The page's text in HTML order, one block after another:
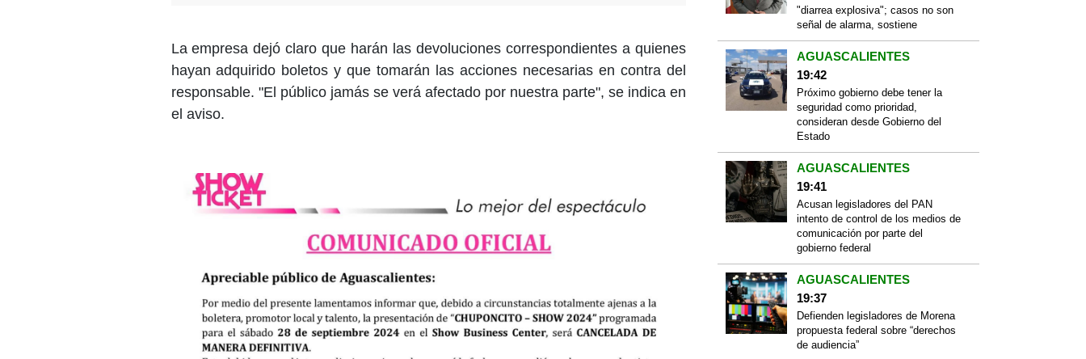
La empresa dejó claro que harán las devoluciones correspondientes a quienes
hayan adquirido boletos y que tomarán las acciones necesarias en contra del
responsable. "El público jamás se verá afectado por nuestra parte", se indica en
el aviso.
"diarrea explosiva"; casos no son
señal de alarma, sostiene
AGUASCALIENTES
19:42
Próximo gobierno debe tener la
seguridad como prioridad,
consideran desde Gobierno del
Estado
AGUASCALIENTES
19:41
Acusan legisladores del PAN
intento de control de los medios de
comunicación por parte del
gobierno federal
AGUASCALIENTES
19:37
Defienden legisladores de Morena
propuesta federal sobre “derechos
de audiencia”